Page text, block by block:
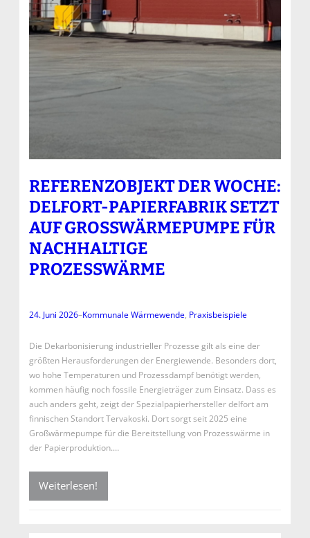
REFERENZOBJEKT DER WOCHE:
DELFORT-PAPIERFABRIK SETZT
AUF GROSSWÄRMEPUMPE FÜR N
ACHHALTIGE P
ROZESSWÄRME
24. Juni 2026–Kommunale Wärmewende, Praxisbeispiele
Die Dekarbonisierung industrieller Prozesse gilt als eine der
größten Herausforderungen der Energiewende. Besonders dort,
wo hohe Temperaturen und Prozessdampf benötigt werden,
kommen häufig noch fossile Energieträger zum Einsatz. Dass es
auch anders geht, zeigt der Spezialpapierhersteller delfort am
finnischen Standort Tervakoski. Dort sorgt seit 2025 eine
Großwärmepumpe für die Bereitstellung von Prozesswärme in
der Papierproduktion.…
Weiterlesen!